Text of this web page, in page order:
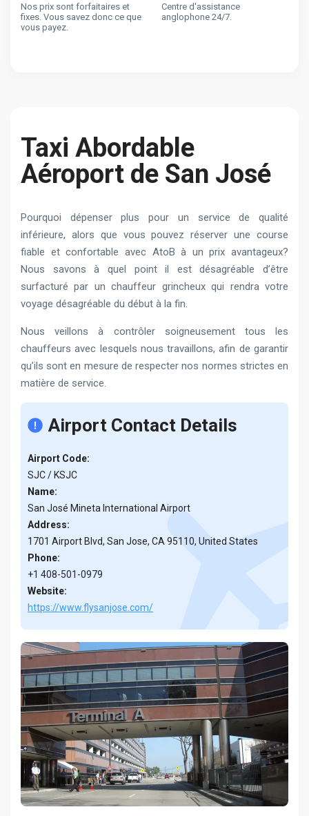
Nos prix sont forfaitaires et
fixes. Vous savez donc ce que
vous payez.
Centre d'assistance
anglophone 24/7.
Taxi Abordable
Aéroport de San José
Pourquoi dépenser plus pour un service de qualité
inférieure, alors que vous pouvez réserver une course
fiable et confortable avec AtoB à un prix avantageux?
Nous savons à quel point il est désagréable d’être
surfacturé par un chauffeur grincheux qui rendra votre
voyage désagréable du début à la fin.
Nous veillons à contrôler soigneusement tous les
chauffeurs avec lesquels nous travaillons, afin de garantir
qu’ils sont en mesure de respecter nos normes strictes en
matière de service.
Airport Contact Details
Airport Code:
SJC / KSJC
Name:
San José Mineta International Airport
Address:
1701 Airport Blvd, San Jose, CA 95110, United States
Phone:
+1 408-501-0979
Website:
https://www.flysanjose.com/